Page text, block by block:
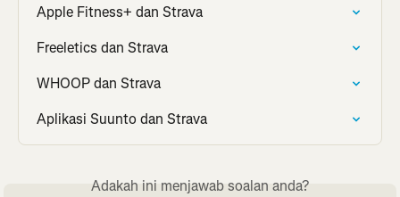
Apple Fitness+ dan Strava
Freeletics dan Strava
WHOOP dan Strava
Aplikasi Suunto dan Strava
Adakah ini menjawab soalan anda?